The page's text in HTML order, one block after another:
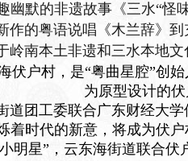
幽默的非遗故事《三水“
作的粤语说唱 《木兰辞》 到
岭南本土非遗和三水本地
伏户村，是“粤曲星腔”创
为原型设计的
道团工委联合广东财经大
着时代的新意，将成为伏
明星”，云东海街道联合